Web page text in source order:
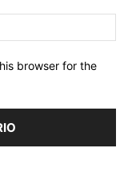
browser for the